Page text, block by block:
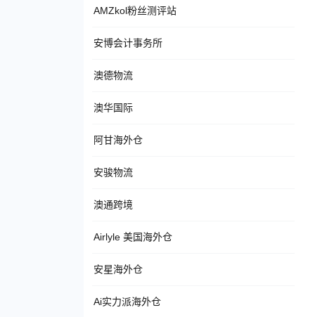
AMZkol粉丝测评站
安博会计事务所
澳德物流
澳华国际
阿甘海外仓
安骏物流
澳通跨境
Airlyle 美国海外仓
安星海外仓
Ai实力派海外仓